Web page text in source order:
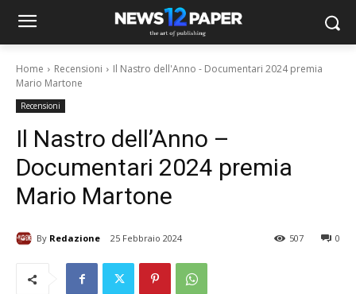
Home Recensioni
Il Nastro dell'Anno - Documentari 2024 premia
Mario Martone
Recensioni
Il Nastro dell’Anno –
Documentari 2024 premia
Mario Martone
By Redazione 25 Febbraio 2024 0
507